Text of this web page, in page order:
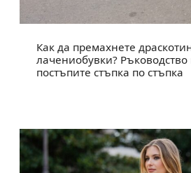
Как да премахнете
лачениобувки? Ръководство
постъпите стъпка по стъпка